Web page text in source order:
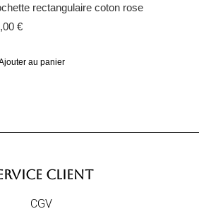
rectangulaire coton rose
€
au panier
CLIENT
CGV